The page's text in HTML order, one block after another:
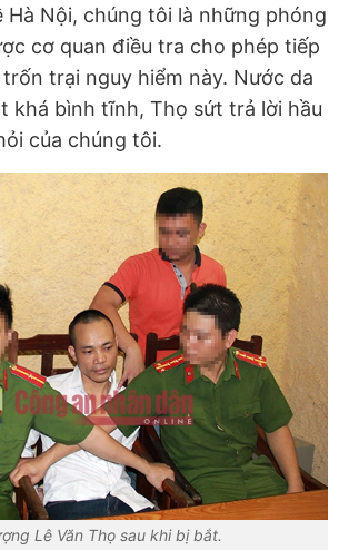
Hà Nội, chúng tôi là những phóng
cơ quan điều tra cho phép tiếp
trại nguy hiểm này. Nước da
khá bình tĩnh, Thọ sứt trả lời hầu
của chúng tôi.
Lê Văn Thọ sau khi bị bắt.